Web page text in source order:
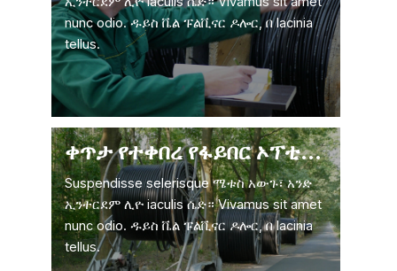
nunc odio. ዱይስ ቬል ፑልቪናር ዶሎር, በ lacinia
tellus.
ቀጥታ የተቀበረ የፋይበር ኦፕቲክ ገመድ
Suspendisse selerisque ሜቱስ አውጉ፣ አንድ
ኢንተርደም ሊዮ iaculis ሴድ። Vivamus sit amet
nunc odio. ዱይስ ቬል ፑልቪናር ዶሎር, በ lacinia
tellus.